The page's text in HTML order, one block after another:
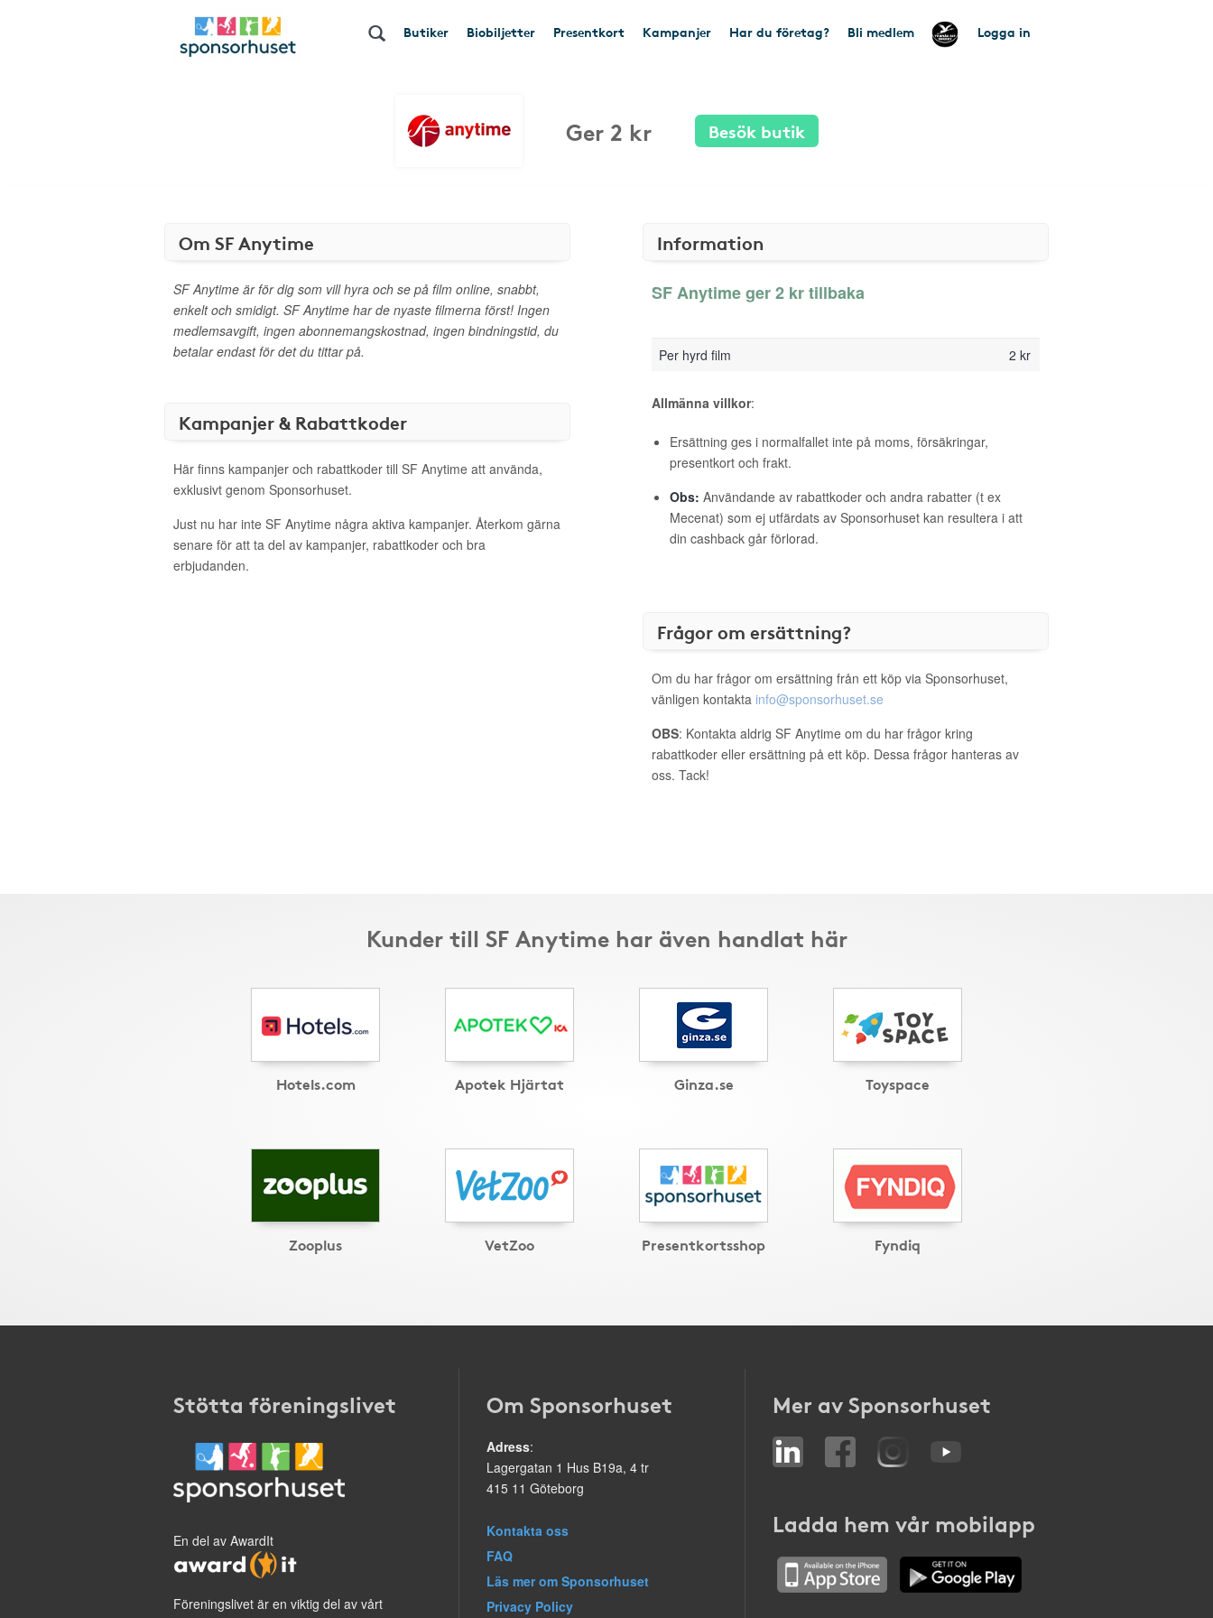
Butiker Biobiljetter Presentkort Kampanjer Har du företag? Bli medlem Logga in
Ger 2 kr Besök butik
Om SF Anytime
SF Anytime är för dig som vill hyra och se på film online, snabbt,
enkelt och smidigt. SF Anytime har de nyaste filmerna först! Ingen
medlemsavgift, ingen abonnemangskostnad, ingen bindningstid, du
betalar endast för det du tittar på.
Kampanjer & Rabattkoder
Här finns kampanjer och rabattkoder till SF Anytime att använda,
exklusivt genom Sponsorhuset.
Just nu har inte SF Anytime några aktiva kampanjer. Återkom gärna
senare för att ta del av kampanjer, rabattkoder och bra
erbjudanden.
Information
SF Anytime ger 2 kr tillbaka
Per hyrd film 2 kr
Allmänna villkor:
Ersättning ges i normalfallet inte på moms, försäkringar,
presentkort och frakt.
Obs: Användande av rabattkoder och andra rabatter (t ex
Mecenat) som ej utfärdats av Sponsorhuset kan resultera i att
din cashback går förlorad.
Frågor om ersättning?
Om du har frågor om ersättning från ett köp via Sponsorhuset,
vänligen kontakta info@sponsorhuset.se
OBS: Kontakta aldrig SF Anytime om du har frågor kring
rabattkoder eller ersättning på ett köp. Dessa frågor hanteras av
oss. Tack!
Kunder till SF Anytime har även handlat här
Hotels.com Apotek Hjärtat Ginza.se Toyspace
Zooplus VetZoo Presentkortsshop Fyndiq
Stötta föreningslivet
En del av AwardIt
Föreningslivet är en viktig del av vårt
Om Sponsorhuset
Adress:
Lagergatan 1 Hus B19a, 4 tr
415 11 Göteborg
Kontakta oss
FAQ
Läs mer om Sponsorhuset
Privacy Policy
Mer av Sponsorhuset
Ladda hem vår mobilapp